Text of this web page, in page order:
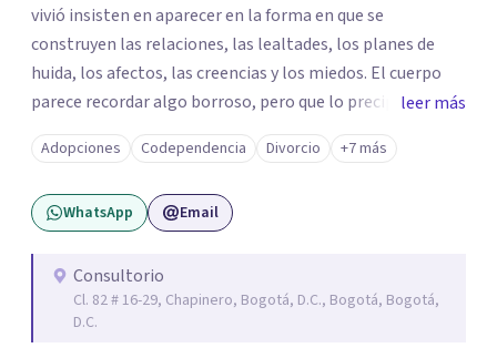
vivió insisten en aparecer en la forma en que se
construyen las relaciones, las lealtades, los planes de
huida, los afectos, las creencias y los miedos. El cuerpo
parece recordar algo borroso, pero que lo precipita a
reaccionar cuando siente una amenaza. Algunas personas
parecen notar que algo pasa y, de vez en cuando, en la
propia persona aparece la pregunta: ¿tendrá que ver esto
con lo que me pasó? De las violencias es difícil hablar con
proteger de esa historia difícil; a veces, por la misma duda
que se tiene sobre lo que pasó; y, a veces, por los silencios
que se impusieron para no hablar. Te propongo una
leer más
Adopciones Codependencia Divorcio +7 más
WhatsApp Email
Consultorio
Cl. 82 # 16-29, Chapinero, Bogotá, D.C., Bogotá, Bogotá,
D.C.